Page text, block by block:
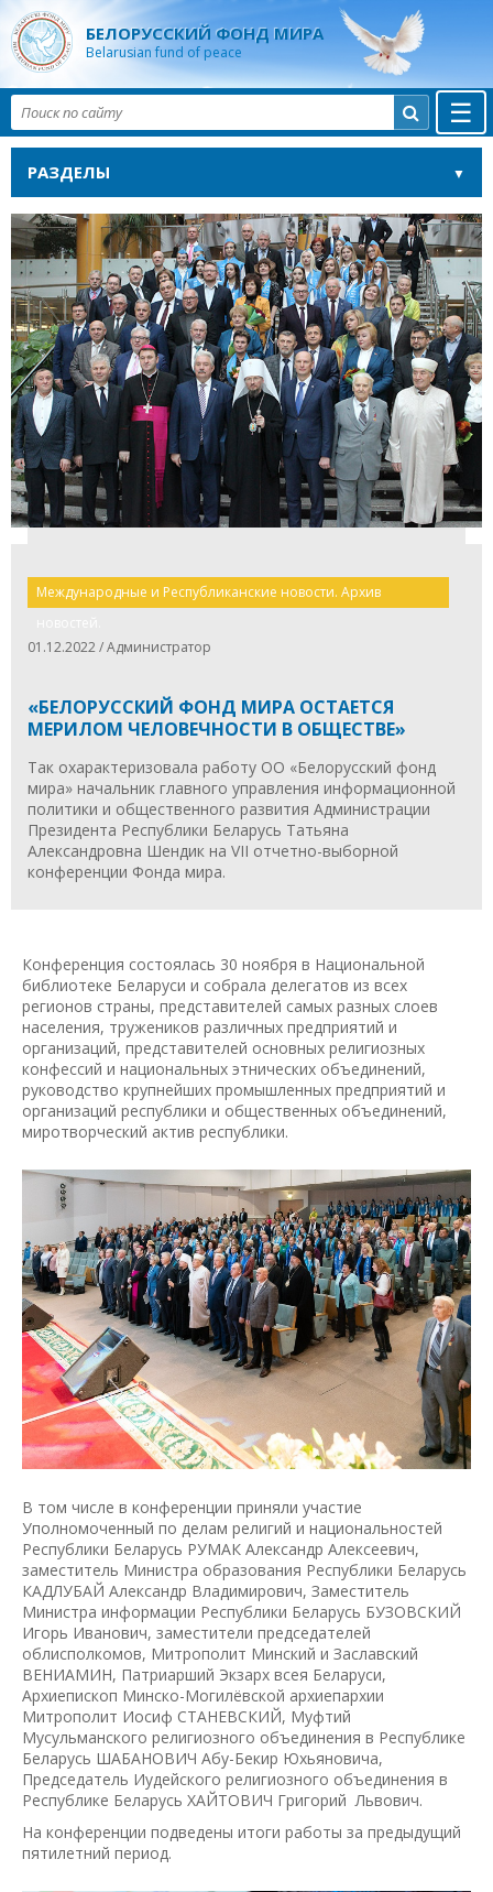
БЕЛОРУССКИЙ ФОНД МИРА
Belarusian fund of peace
☰

РАЗДЕЛЫ
Международные и Республиканские новости. Архив
01.12.2022 / Администратор
«БЕЛОРУССКИЙ ФОНД МИРА ОСТАЕТСЯ
МЕРИЛОМ ЧЕЛОВЕЧНОСТИ В ОБЩЕСТВЕ»
Так охарактеризовала работу ОО «Белорусский фонд
мира» начальник главного управления информационной
политики и общественного развития Администрации
Президента Республики Беларусь Татьяна
Александровна Шендик на VII отчетно-выборной
конференции Фонда мира.
Конференция состоялась 30 ноября в Национальной
библиотеке Беларуси и собрала делегатов из всех
регионов страны, представителей самых разных слоев
населения, тружеников различных предприятий и
организаций, представителей основных религиозных
конфессий и национальных этнических объединений,
руководство крупнейших промышленных предприятий и
организаций республики и общественных объединений,
миротворческий актив республики.
В том числе в конференции приняли участие
Уполномоченный по делам религий и национальностей
Республики Беларусь РУМАК Александр Алексеевич,
заместитель Министра образования Республики Беларусь
КАДЛУБАЙ Александр Владимирович, Заместитель
Министра информации Республики Беларусь БУЗОВСКИЙ
Игорь Иванович, заместители председателей
облисполкомов, Митрополит Минский и Заславский
ВЕНИАМИН, Патриарший Экзарх всея Беларуси,
Архиепископ Минско-Могилёвской архиепархии
Митрополит Иосиф СТАНЕВСКИЙ, Муфтий
Мусульманского религиозного объединения в Республике
Беларусь ШАБАНОВИЧ Абу-Бекир Юхьяновича,
Председатель Иудейского религиозного объединения в
Республике Беларусь ХАЙТОВИЧ Григорий Львович.
На конференции подведены итоги работы за предыдущий
пятилетний период.